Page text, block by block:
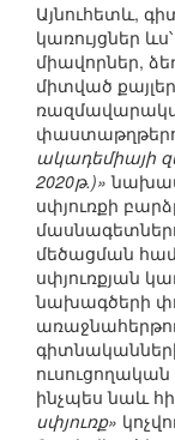
Այնուհետև,
կառույցներ
միավորներ,
միտված
ակադեմիայի
2020թ.)»
սփյուռքի
մեծացման
սփյուռքյան
նախագծերի
ինչպես նաև
սփյուռք»